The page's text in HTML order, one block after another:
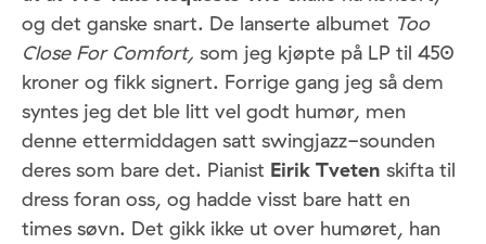
og det ganske snart. De lanserte albumet Too
Close For Comfort, som jeg kjøpte på LP til 450
kroner og fikk signert. Forrige gang jeg så dem
syntes jeg det ble litt vel godt humør, men
denne ettermiddagen satt swingjazz-sounden
deres som bare det. Pianist Eirik Tveten skifta til
dress foran oss, og hadde visst bare hatt en
times søvn. Det gikk ikke ut over humøret, han